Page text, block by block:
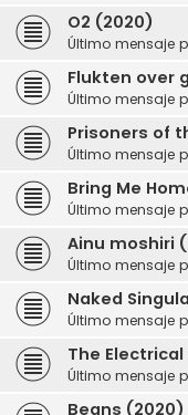
O2 (2020)
Último mensaje
Flukten over
Último mensaje
Prisoners of
Último mensaje
Bring Me
Último mensaje
Ainu moshiri
Último mensaje
Naked
Último mensaje
The Electrical
Último mensaje
Beans (2020)